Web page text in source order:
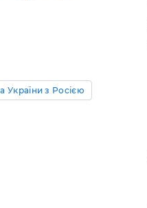
України з Росією